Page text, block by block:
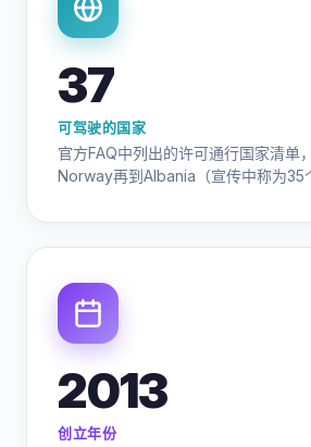
37
可驾驶的国家
官方FAQ中列出的许可通行国家清单
Norway再到Albania（宣传中称为35
2013
创立年份